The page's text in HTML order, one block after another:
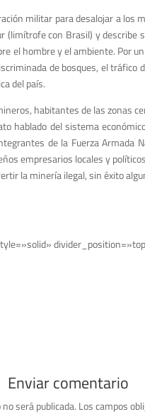
militar para desalojar a los
(limítrofe con Brasil) y
el hombre y el ambiente. Por
de bosques, el tráfico
del país.
habitantes de las zonas
hablado del sistema
de la Fuerza Armada
empresarios locales y
la minería ilegal, sin éxito
Enviar comentario
será publicada. Los campos